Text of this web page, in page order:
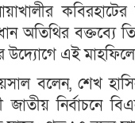
কবিরহাটের
অতিথির বক্তব্যে
উদ্যোগে এই
বলেন, শেখ
নির্বাচনে